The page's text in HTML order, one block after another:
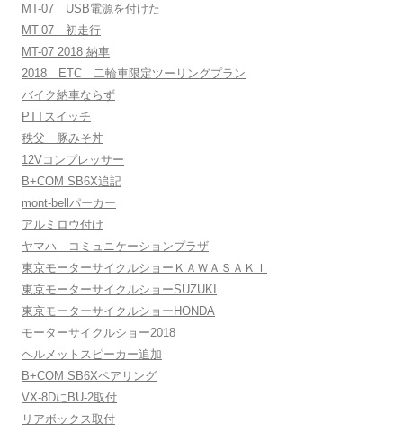
MT-07 USB電源を付けた
MT-07 初走行
MT-07 2018 納車
2018 ETC 二輪車限定ツーリングプラン
バイク納車ならず
PTTスイッチ
秩父 豚みそ丼
12Vコンプレッサー
B+COM SB6X追記
mont-bellパーカー
アルミロウ付け
ヤマハ コミュニケーションプラザ
東京モーターサイクルショーＫＡＷＡＳＡＫＩ
東京モーターサイクルショーSUZUKI
東京モーターサイクルショーHONDA
モーターサイクルショー2018
ヘルメットスピーカー追加
B+COM SB6Xペアリング
VX-8DにBU-2取付
リアボックス取付